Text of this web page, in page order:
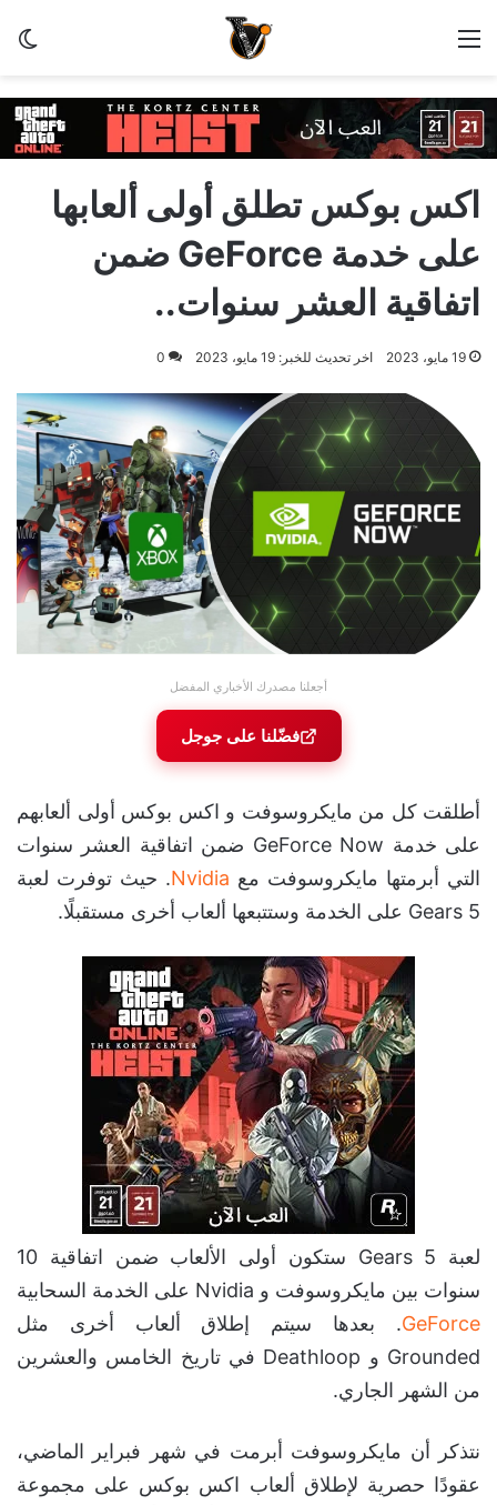
القائمة
اكس بوكس تطلق أولى ألعابها
على خدمة GeForce ضمن
اتفاقية العشر سنوات..
19 مايو، 2023 اخر تحديث للخبر: 19 مايو، 2023 0
أجعلنا مصدرك الأخباري المفضل
فضّلنا على جوجل
أطلقت كل من مايكروسوفت و اكس بوكس أولى ألعابهم
على خدمة GeForce Now ضمن اتفاقية العشر سنوات
التي أبرمتها مايكروسوفت مع Nvidia. حيث توفرت لعبة
Gears 5 على الخدمة وستتبعها ألعاب أخرى مستقبلًا.
لعبة Gears 5 ستكون أولى الألعاب ضمن اتفاقية 10
سنوات بين مايكروسوفت و Nvidia على الخدمة السحابية
GeForce. بعدها سيتم إطلاق ألعاب أخرى مثل
Grounded و Deathloop في تاريخ الخامس والعشرين
من الشهر الجاري.
نتذكر أن مايكروسوفت أبرمت في شهر فبراير الماضي،
عقودًا حصرية لإطلاق ألعاب اكس بوكس على مجموعة